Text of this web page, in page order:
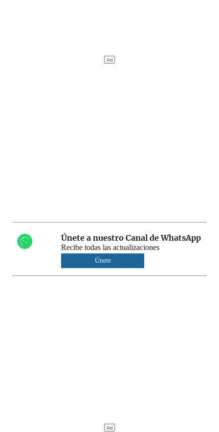
Únete a nuestro Canal de WhatsApp
Recibe todas las actualizaciones
Únete